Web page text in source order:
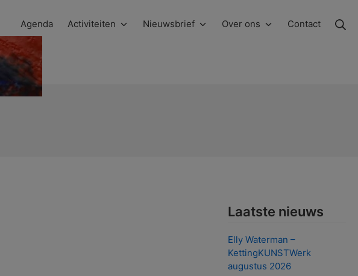
Agenda Activiteiten Nieuwsbrief Over ons Contact
Laatste nieuws
Elly Waterman –
KettingKUNSTWerk
augustus 2026